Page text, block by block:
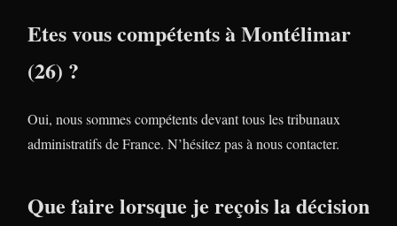
Etes vous compétents à Montélimar
(26) ?
Oui, nous sommes compétents devant tous les tribunaux
administratifs de France. N’hésitez pas à nous contacter.
Que faire lorsque je reçois la décision